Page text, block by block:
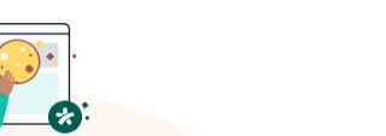
Rezervovat termín